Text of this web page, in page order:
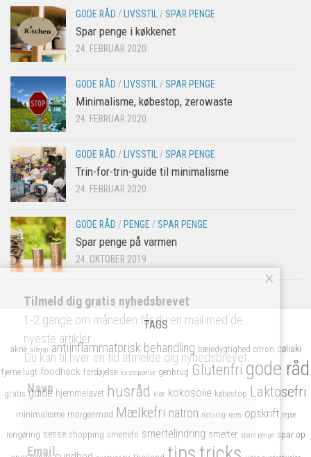
GODE RÅD / LIVSSTIL / SPAR PENGE
Spar penge i køkkenet
24. FEBRUAR 2020
GODE RÅD / LIVSSTIL / SPAR PENGE
Minimalisme, købestop, zerowaste
24. FEBRUAR 2020
GODE RÅD / LIVSSTIL / SPAR PENGE
Trin-for-trin-guide til minimalisme
24. FEBRUAR 2020
GODE RÅD / PENGE / SPAR PENGE
Spar penge på varmen
24. OKTOBER 2019
TAGS
akne allergi antiinflammatorisk behandling bæredygtighed citron cøliaki
fjerne lugt foodhack fordøjelse forstoppelse genbrug Glutenfri gode råd
gratis guide hjemmelavet husråd kløe kokosolie købestop Laktosefri
minimalisme morgenmad Mælkefri natron naturlig nem opskrift rejse
rengøring sense shopping smertefri smertelindring smerter spare penge spar op
Tilmeld dig gratis nyhedsbrevet
1-2 gange om måneden får du en mail med de
nyeste artikler.
Du kan til hver en tid afmelde dig nyhedsbrevet.
Navn
Email
×